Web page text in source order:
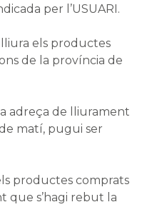
per l’USUARI.
lliura els productes
de la província de
adreça de lliurament
matí, pugui ser
productes comprats
que s’hagi rebut la